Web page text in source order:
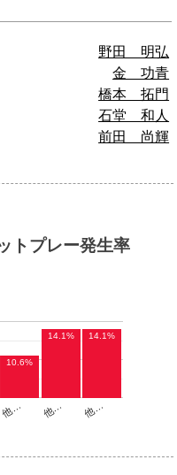
野田 明弘
金 功青
橋本 拓門
石堂 和人
前田 尚輝
トプレー発生率
他… 他… 他…
10.6%
14.1% 14.1%